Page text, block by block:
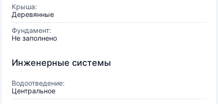
Крыша:
Деревянные
Фундамент:
Не заполнено
Инженерные системы
Водоотведение:
Центральное